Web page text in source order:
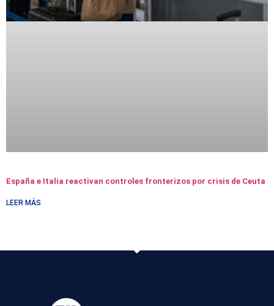
España e Italia reactivan controles fronterizos por crisis de Ceuta
LEER MÁS